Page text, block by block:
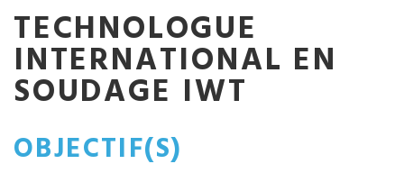
TECHNOLOGUE
INTERNATIONAL EN
SOUDAGE IWT
OBJECTIF(S)